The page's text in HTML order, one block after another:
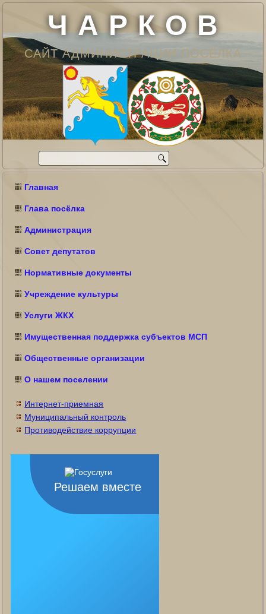
Ч А Р К О В
САЙТ АДМИНИСТРАЦИИ ПОСЁЛКА
Главная
Глава посёлка
Администрация
Совет депутатов
Нормативные документы
Учреждение культуры
Услуги ЖКХ
Имущественная поддержка субъектов МСП
Общественные организации
О нашем поселении
Интернет-приемная
Муниципальный контроль
Противодействие коррупции
Решаем вместе